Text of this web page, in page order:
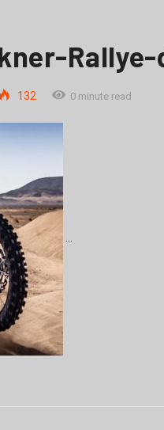
132 0 minute read